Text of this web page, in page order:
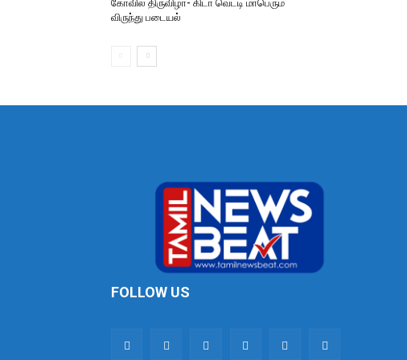
கோவில் திருவிழா- கிடா வெட்டி மாபெரும்
விருந்து படையல்
FOLLOW US